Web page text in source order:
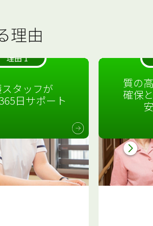
理由
理由 1
タッフが
日サポート
質の
確保